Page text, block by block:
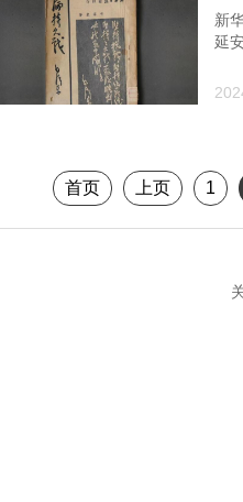
新
延
首页 上页 1